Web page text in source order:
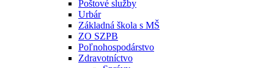
Poštové služby
Urbár
Základná škola s MŠ
ZO SZPB
Poľnohospodárstvo
Zdravotníctvo